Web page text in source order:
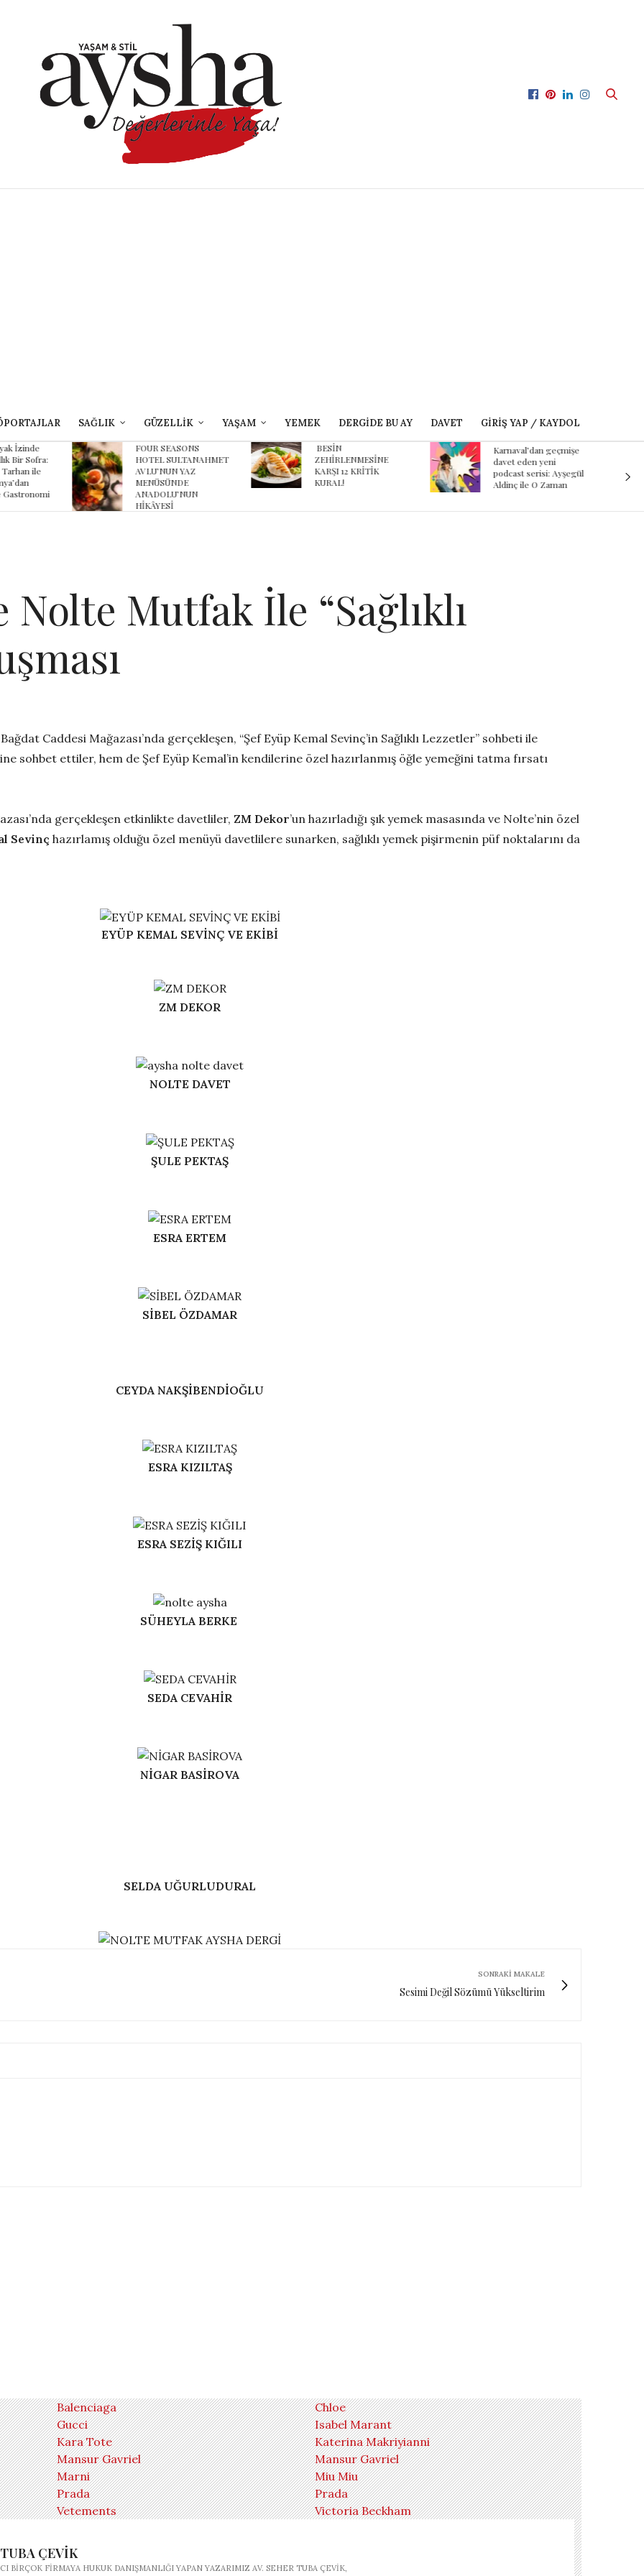
SAĞLIK GÜZELLİK YAŞAM YEMEK DERGIDE BU AY DAVET GIRIŞ YAP / KAYDOL
İzinde
Bir Sofra:
Tarhan ile
Gastronomi
FOUR SEASONS
HOTEL SULTANAHMET
AVLU’NUN YAZ
MENÜSÜNDE
ANADOLU’NUN
HİKÂYESİ
BESİN
ZEHİRLENMESİNE
KARŞI 12 KRİTİK
KURAL!
Karnaval’dan geçmişe
davet eden yeni
podcast serisi: Ayşegül
Aldinç ile O Zaman
Mutfak İle “Sağlıklı
Caddesi Mağazası’nda gerçekleşen, “Şef Eyüp Kemal Sevinç’in Sağlıklı Lezzetler” sohbeti ile
sohbet ettiler, hem de Şef Eyüp Kemal’in kendilerine özel hazırlanmış öğle yemeğini tatma fırsatı
gerçekleşen etkinlikte davetliler, ZM Dekor’un hazırladığı şık yemek masasında ve Nolte’nin özel
Sevinç hazırlamış olduğu özel menüyü davetlilere sunarken, sağlıklı yemek pişirmenin püf noktalarını da
EYÜP KEMAL SEVİNÇ VE EKİBİ
ZM DEKOR
NOLTE DAVET
ŞULE PEKTAŞ
ESRA ERTEM
SİBEL ÖZDAMAR
CEYDA NAKŞİBENDİOĞLU
ESRA KIZILTAŞ
ESRA SEZİŞ KIĞILI
SÜHEYLA BERKE
SEDA CEVAHİR
NİGAR BASİROVA
SELDA UĞURLUDURAL
SONRAKI MAKALE
Sesimi Değil Sözümü Yükseltirim
Balenciaga
Chloe
Gucci
Isabel Marant
Kara Tote
Katerina Makriyianni
Mansur Gavriel
Mansur Gavriel
Marni
Miu Miu
Prada
Prada
Vetements
Victoria Beckham
ÇEVIK
BIRÇOK FIRMAYA HUKUK DANIŞMANLIĞI YAPAN YAZARIMIZ AV. SEHER TUBA ÇEVIK,